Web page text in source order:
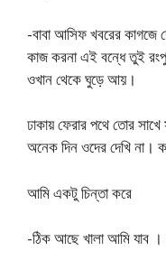
-বাবা আসিফ খবরের কাগজে
কাজ করনা এই বন্ধে তুই
ওখান থেকে ঘুড়ে আয়।
ঢাকায় ফেরার পথে তোর
অনেক দিন ওদের দেখি না।
আমি একটু চিন্তা করে
-ঠিক আছে খালা আমি যাব ।